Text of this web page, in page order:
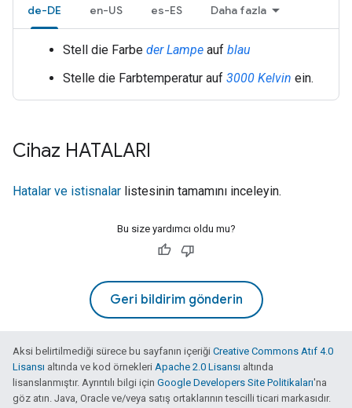
de-DE en-US es-ES Daha fazla
Stell die Farbe der Lampe auf blau
Stelle die Farbtemperatur auf 3000 Kelvin ein.
Cihaz HATALARI
Hatalar ve istisnalar listesinin tamamını inceleyin.
Bu size yardımcı oldu mu?
Geri bildirim gönderin
Aksi belirtilmediği sürece bu sayfanın içeriği Creative Commons Atıf 4.0
Lisansı altında ve kod örnekleri Apache 2.0 Lisansı altında
lisanslanmıştır. Ayrıntılı bilgi için Google Developers Site Politikaları'na
göz atın. Java, Oracle ve/veya satış ortaklarının tescilli ticari markasıdır.